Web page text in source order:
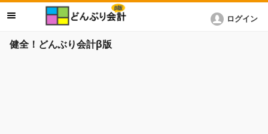
健全！どんぶり会計β版
ログイン